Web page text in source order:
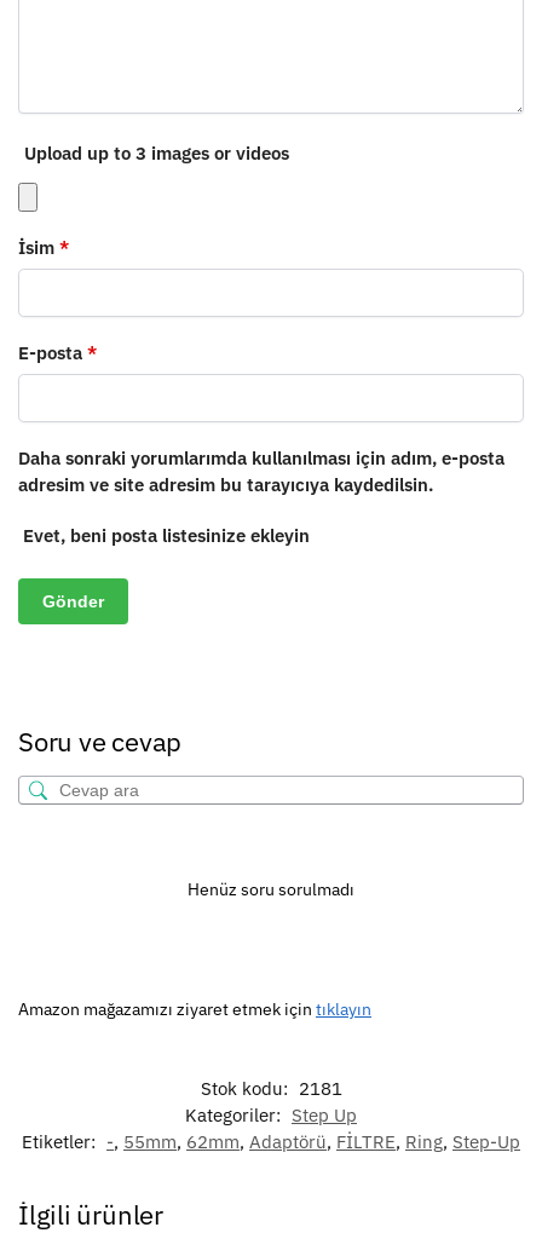
Upload up to 3 images or videos
İsim *
E-posta *
Daha sonraki yorumlarımda kullanılması için adım, e-posta
adresim ve site adresim bu tarayıcıya kaydedilsin.
Evet, beni posta listesinize ekleyin
Soru ve cevap
Henüz soru sorulmadı
Amazon mağazamızı ziyaret etmek için tıklayın
Stok kodu: 2181
Kategoriler: Step Up
Etiketler: -, 55mm, 62mm, Adaptörü, FİLTRE, Ring, Step-Up
İlgili ürünler